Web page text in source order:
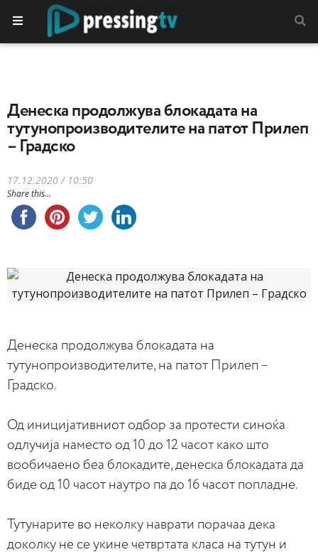
Денеска продолжува блокадата на
тутунопроизводителите на патот Прилеп
– Градско
17.12.2020 / 10:50
Share this...
Денеска продолжува блокадата на
тутунопроизводителите, на патот Прилеп –
Градско.
Од иницијативниот одбор за протести синоќа
одлучија наместо од 10 до 12 часот како што
вообичаено беа блокадите, денеска блокадата да
биде од 10 часот наутро па до 16 часот попладне.
Тутунарите во неколку наврати порачаа дека
доколку не се укине четвртата класа на тутун и